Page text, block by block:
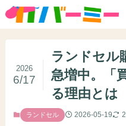
ランドセル
急増中。「
る理由とは
2026
6/17
ランドセル 2026-05-19